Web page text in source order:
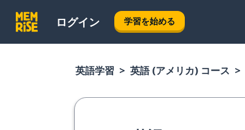
ログイン 学習を始める
英語学習 英語 (アメリカ) コース